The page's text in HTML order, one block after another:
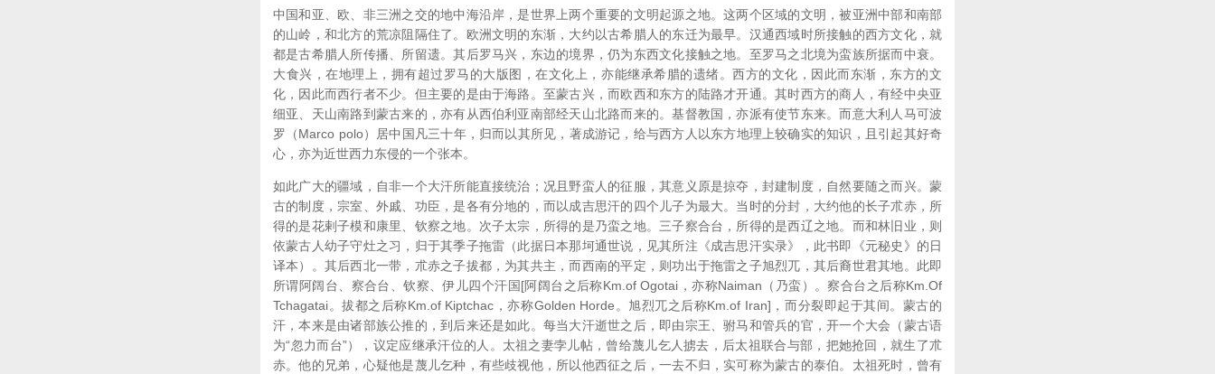
中国和亚、欧、非三洲之交的地中海沿岸，是世界上两个重要的文明起源之地。这两个区域的文明，被亚洲中部和南部
的山岭，和北方的荒凉阻隔住了。欧洲文明的东渐，大约以古希腊人的东迁为最早。汉通西域时所接触的西方文化，就
都是古希腊人所传播、所留遗。其后罗马兴，东边的境界，仍为东西文化接触之地。至罗马之北境为蛮族所据而中衰。
大食兴，在地理上，拥有超过罗马的大版图，在文化上，亦能继承希腊的遗绪。西方的文化，因此而东渐，东方的文
化，因此而西行者不少。但主要的是由于海路。至蒙古兴，而欧西和东方的陆路才开通。其时西方的商人，有经中央亚
细亚、天山南路到蒙古来的，亦有从西伯利亚南部经天山北路而来的。基督教国，亦派有使节东来。而意大利人马可波
罗（Marco polo）居中国凡三十年，归而以其所见，著成游记，给与西方人以东方地理上较确实的知识，且引起其好奇
心，亦为近世西力东侵的一个张本。
如此广大的疆域，自非一个大汗所能直接统治；况且野蛮人的征服，其意义原是掠夺，封建制度，自然要随之而兴。蒙
古的制度，宗室、外戚、功臣，是各有分地的，而以成吉思汗的四个儿子为最大。当时的分封，大约他的长子朮赤，所
得的是花剌子模和康里、钦察之地。次子太宗，所得的是乃蛮之地。三子察合台，所得的是西辽之地。而和林旧业，则
依蒙古人幼子守灶之习，归于其季子拖雷（此据日本那坷通世说，见其所注《成吉思汗实录》，此书即《元秘史》的日
译本）。其后西北一带，朮赤之子拔都，为其共主，而西南的平定，则功出于拖雷之子旭烈兀，其后裔世君其地。此即
所谓阿阔台、察合台、钦察、伊儿四个汗国[阿阔台之后称Km.of Ogotai，亦称Naiman（乃蛮）。察合台之后称Km.Of
Tchagatai。拔都之后称Km.of Kiptchac，亦称Golden Horde。旭烈兀之后称Km.of Iran]，而分裂即起于其间。蒙古的
汗，本来是由诸部族公推的，到后来还是如此。每当大汗逝世之后，即由宗王、驸马和管兵的官，开一个大会（蒙古语
为“忽力而台”），议定应继承汗位的人。太祖之妻孛儿帖，曾给蔑儿乞人掳去，后太祖联合与部，把她抢回，就生了朮
赤。他的兄弟，心疑他是蔑儿乞种，有些歧视他，所以他西征之后，一去不归，实可称为蒙古的泰伯。太祖死时，曾有